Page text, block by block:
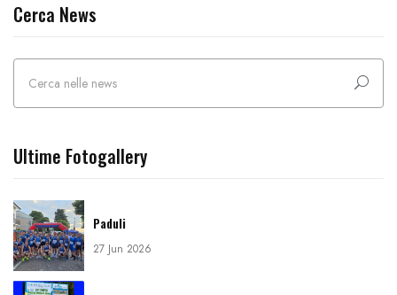
Cerca News
Ultime Fotogallery
Paduli
27 Jun 2026